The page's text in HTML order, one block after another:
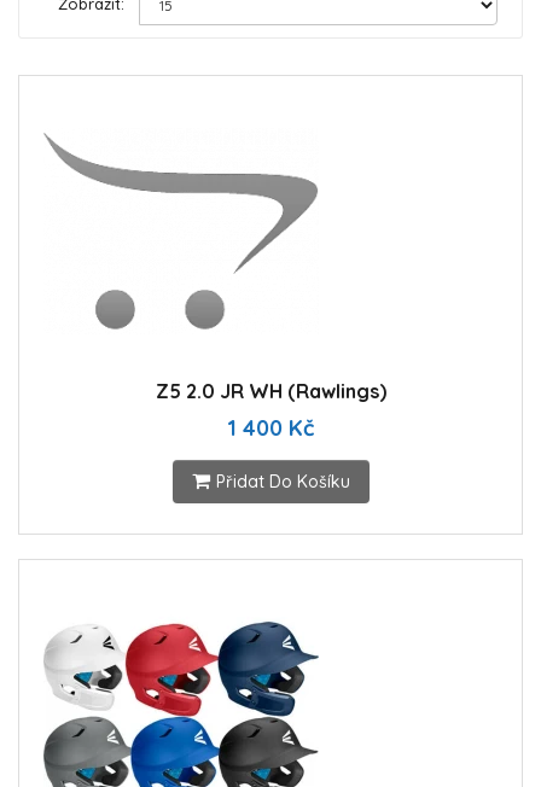
Z5 2.0 JR WH (Rawlings)
1 400 Kč
Přidat Do Košíku